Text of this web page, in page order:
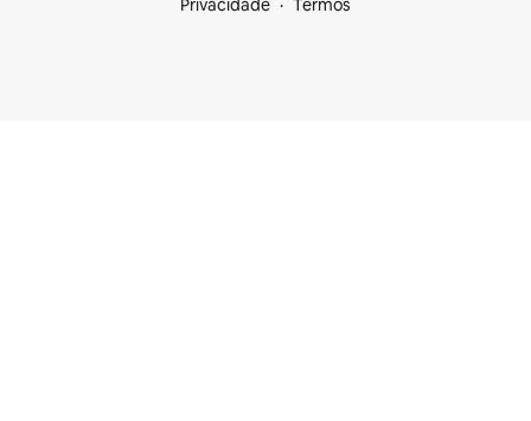
Privacidade
Termos